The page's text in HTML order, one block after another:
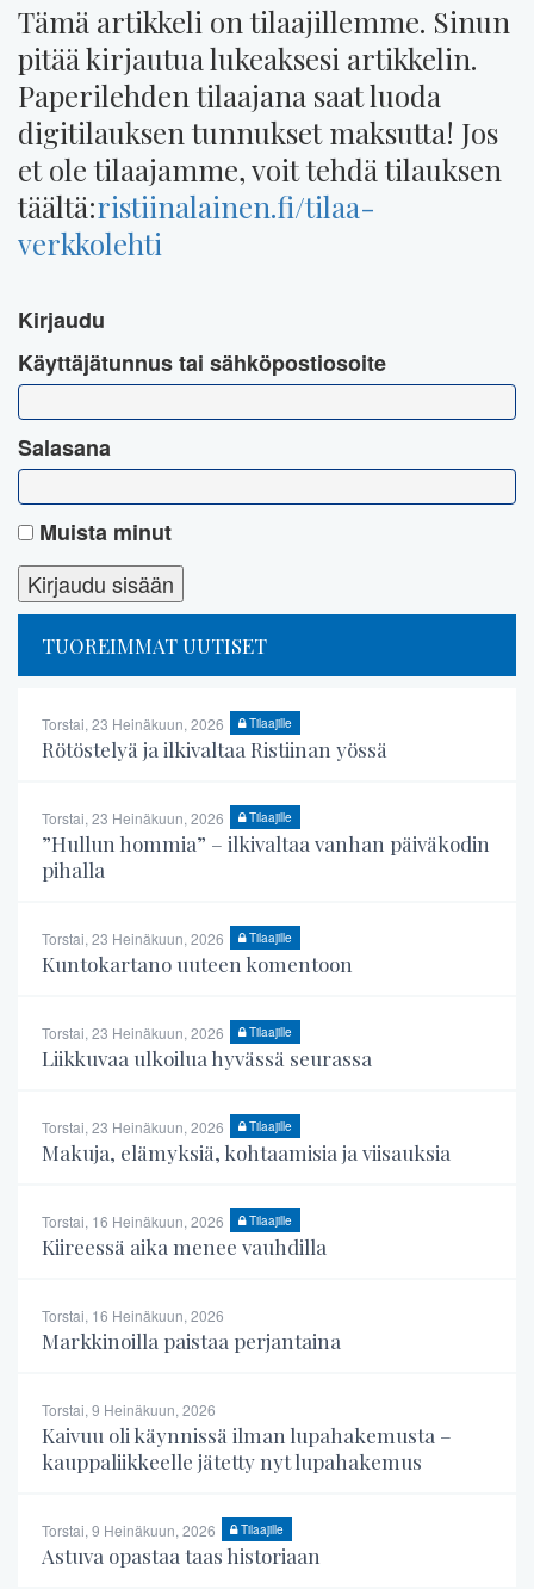
Tämä artikkeli on tilaajillemme. Sinun
pitää kirjautua lukeaksesi artikkelin.
Paperilehden tilaajana saat luoda
digitilauksen tunnukset maksutta! Jos
et ole tilaajamme, voit tehdä tilauksen
täältä:ristiinalainen.fi/tilaa-
verkkolehti
Kirjaudu
Käyttäjätunnus tai sähköpostiosoite
Salasana
Muista minut
TUOREIMMAT UUTISET
Torstai, 23 Heinäkuun, 2026 Tilaajille
Rötöstelyä ja ilkivaltaa Ristiinan yössä
Torstai, 23 Heinäkuun, 2026 Tilaajille
”Hullun hommia” – ilkivaltaa vanhan päiväkodin
pihalla
Torstai, 23 Heinäkuun, 2026 Tilaajille
Kuntokartano uuteen komentoon
Torstai, 23 Heinäkuun, 2026 Tilaajille
Liikkuvaa ulkoilua hyvässä seurassa
Torstai, 23 Heinäkuun, 2026 Tilaajille
Makuja, elämyksiä, kohtaamisia ja viisauksia
Torstai, 16 Heinäkuun, 2026 Tilaajille
Kiireessä aika menee vauhdilla
Torstai, 16 Heinäkuun, 2026
Markkinoilla paistaa perjantaina
Torstai, 9 Heinäkuun, 2026
Kaivuu oli käynnissä ilman lupahakemusta –
kauppaliikkeelle jätetty nyt lupahakemus
Torstai, 9 Heinäkuun, 2026 Tilaajille
Astuva opastaa taas historiaan